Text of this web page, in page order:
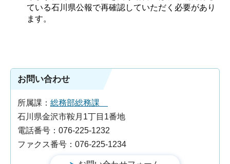
ている石川県公報で再確認していただく必要があり
ます。
お問い合わせ
所属課： 総務部総務課
石川県金沢市鞍月1丁目1番地
電話番号：076-225-1232
ファクス番号：076-225-1234